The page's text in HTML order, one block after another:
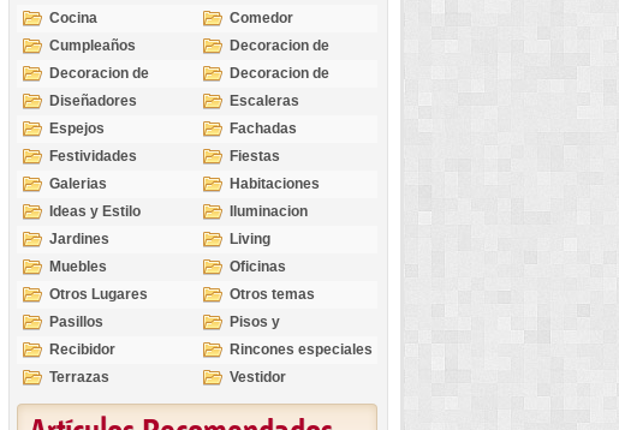
Cocina
Comedor
Cumpleaños
Decoracion de
Exteriores
Decoracion de
Interiores
Decoracion de
Ocasiones
Diseñadores
Escaleras
Espejos
Fachadas
Festividades
Fiestas
Galerias
Habitaciones
Ideas y Estilo
Iluminacion
Jardines
Living
Muebles
Oficinas
Otros Lugares
Otros temas
Pasillos
Pisos y
revestimientos
Recibidor
Rincones especiales
Terrazas
Vestidor